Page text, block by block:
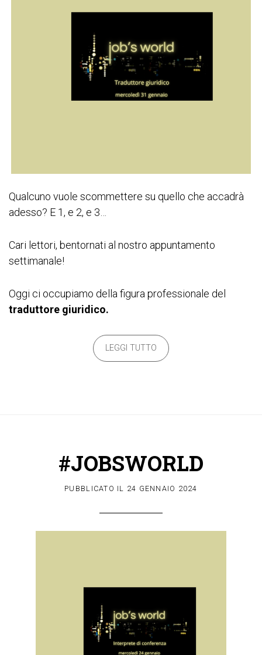
Qualcuno vuole scommettere su quello che accadrà
adesso? E 1, e 2, e 3…
Cari lettori, bentornati al nostro appuntamento
settimanale!
Oggi ci occupiamo della figura professionale del
traduttore giuridico.
LEGGI TUTTO
#JOBSWORLD
PUBBLICATO IL 24 GENNAIO 2024